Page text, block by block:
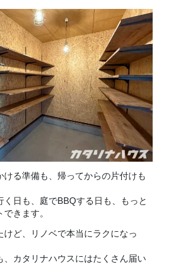
ける準備も、帰ってからの片付けも
く日も、庭でBBQする日も、もっと
きます。
けど、リノベで本当にラクになっ
、カタリナハウスにはたくさん届い